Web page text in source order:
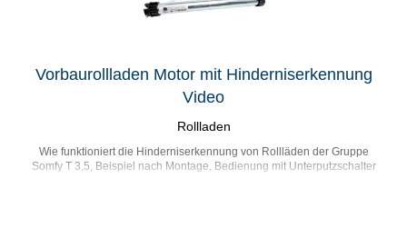
Vorbaurollladen Motor mit Hinderniserkennung
Video
Rollladen
Wie funktioniert die Hinderniserkennung von Rollläden der Gruppe
Somfy T 3,5, Beispiel nach Montage, Bedienung mit Unterputzschalter